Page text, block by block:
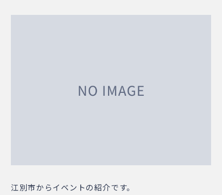
江別市からイベントの紹介です。